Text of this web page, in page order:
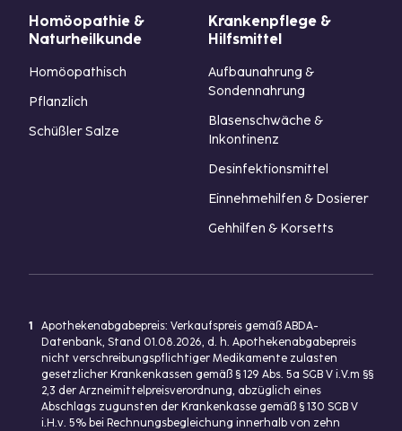
Homöopathie &
Naturheilkunde
Homöopathisch
Pflanzlich
Schüßler Salze
Krankenpflege &
Hilfsmittel
Aufbaunahrung &
Sondennahrung
Blasenschwäche &
Inkontinenz
Desinfektionsmittel
Einnehmehilfen & Dosierer
Gehhilfen & Korsetts
1
Apothekenabgabepreis: Verkaufspreis gemäß ABDA-
Datenbank, Stand 01.08.2026, d. h. Apothekenabgabepreis
nicht verschreibungspflichtiger Medikamente zulasten
gesetzlicher Krankenkassen gemäß § 129 Abs. 5a SGB V i.V.m §§
2,3 der Arzneimittelpreisverordnung, abzüglich eines
Abschlags zugunsten der Krankenkasse gemäß § 130 SGB V
i.H.v. 5% bei Rechnungsbegleichung innerhalb von zehn